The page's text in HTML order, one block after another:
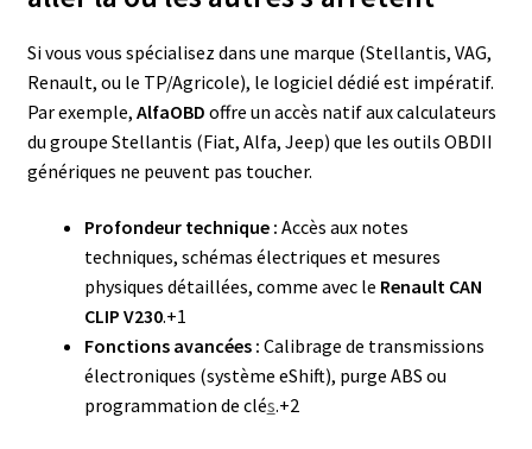
Si vous vous spécialisez dans une marque (Stellantis, VAG,
Renault, ou le TP/Agricole), le logiciel dédié est impératif.
Par exemple, AlfaOBD offre un accès natif aux calculateurs
du groupe Stellantis (Fiat, Alfa, Jeep) que les outils OBDII
génériques ne peuvent pas toucher.
Profondeur technique : Accès aux notes
techniques, schémas électriques et mesures
physiques détaillées, comme avec le Renault CAN
CLIP V230.+1
Fonctions avancées : Calibrage de transmissions
électroniques (système eShift), purge ABS ou
programmation de clés.+2